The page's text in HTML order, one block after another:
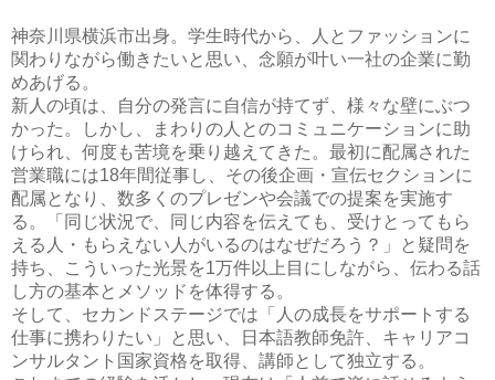
神奈川県横浜市出身。学生時代から、人とファッションに
関わりながら働きたいと思い、念願が叶い一社の企業に勤
めあげる。
新人の頃は、自分の発言に自信が持てず、様々な壁にぶつ
かった。しかし、まわりの人とのコミュニケーションに助
けられ、何度も苦境を乗り越えてきた。最初に配属された
営業職には18年間従事し、その後企画・宣伝セクションに
配属となり、数多くのプレゼンや会議での提案を実施す
る。「同じ状況で、同じ内容を伝えても、受けとってもら
える人・もらえない人がいるのはなぜだろう？」と疑問を
持ち、こういった光景を1万件以上目にしながら、伝わる話
し方の基本とメソッドを体得する。
そして、セカンドステージでは「人の成長をサポートする
仕事に携わりたい」と思い、日本語教師免許、キャリアコ
ンサルタント国家資格を取得、講師として独立する。